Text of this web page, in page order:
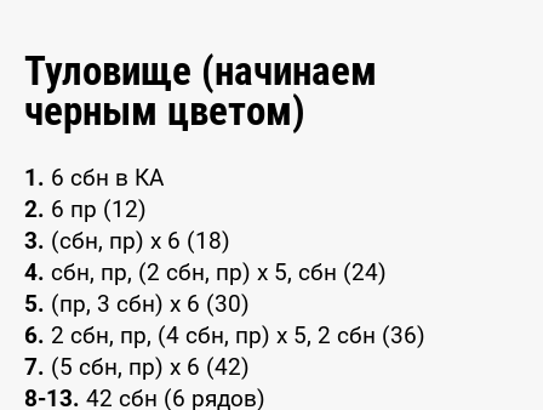
Туловище (начинаем
черным цветом)
1. 6 сбн в КА
2. 6 пр (12)
3. (сбн, пр) x 6 (18)
4. сбн, пр, (2 сбн, пр) x 5, сбн (24)
5. (пр, 3 сбн) x 6 (30)
6. 2 сбн, пр, (4 сбн, пр) x 5, 2 сбн (36)
7. (5 сбн, пр) x 6 (42)
8-13. 42 сбн (6 рядов)